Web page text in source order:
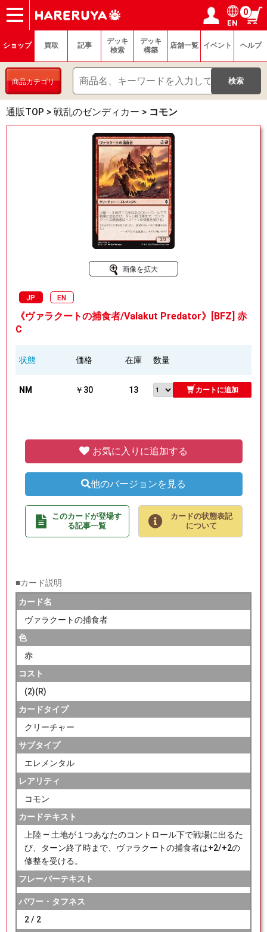
ショップ
買取
記事
デッキ検索
デッキ構築
選手一覧
店舗一覧
イベント
ヘルプ
お問い合わせ ログイン／会員登録
マイページ
EN
0
ショップ 買取 記事
デッキ
検索
デッキ
構築
店舗一覧 イベント ヘルプ
商品カテゴリ
通販TOP > 戦乱のゼンディカー > コモン
画像を拡大
JP EN
《ヴァラクートの捕食者/Valakut Predator》[BFZ] 赤
C
状態 価格 在庫 数量
NM ￥30 13 カートに追加
お気に入りに追加する
他のバージョンを見る
このカードが登場す
る記事一覧
カードの状態表記
について
■カード説明
カード名
ヴァラクートの捕食者
色
赤
コスト
(2)(R)
カードタイプ
クリーチャー
サブタイプ
エレメンタル
レアリティ
コモン
カードテキスト
上陸 ― 土地が１つあなたのコントロール下で戦場に出るた
び、ターン終了時まで、ヴァラクートの捕食者は+2/+2の
修整を受ける。
フレーバーテキスト
パワー・タフネス
2 / 2